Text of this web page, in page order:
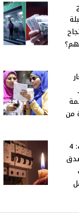
قائمة
من
توقعات ليلى عبد اللطيف: 4